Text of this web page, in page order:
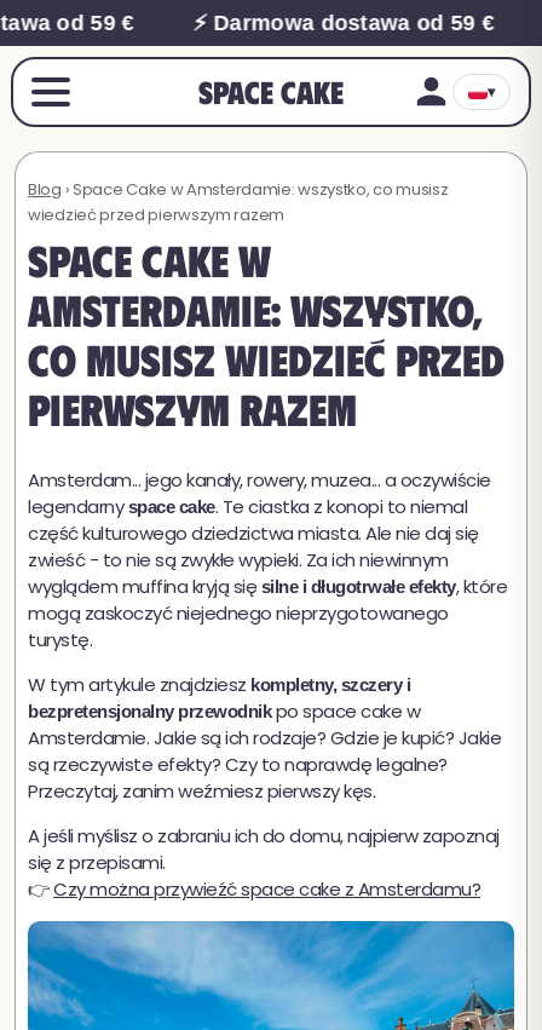
od 59 € ⚡ Darmowa dostawa od 59 €
Space Cake ▾
Blog › Space Cake w Amsterdamie: wszystko, co musisz
wiedzieć przed pierwszym razem
Space Cake w
Amsterdamie: wszystko,
co musisz wiedzieć przed
pierwszym razem
Amsterdam... jego kanały, rowery, muzea... a oczywiście
legendarnyspace cake. Te ciastka z konopi to niemal
część kulturowego dziedzictwa miasta. Ale nie daj się
zwieść - to nie są zwykłe wypieki. Za ich niewinnym
wyglądem muffina kryją się silne i długotrwałe efekty, które
mogą zaskoczyć niejednego nieprzygotowanego
turystę.
W tym artykule znajdziesz kompletny, szczery i
bezpretensjonalny przewodnikpo space cake w
Amsterdamie. Jakie są ich rodzaje? Gdzie je kupić? Jakie
są rzeczywiste efekty? Czy to naprawdę legalne?
Przeczytaj, zanim weźmiesz pierwszy kęs.
A jeśli myślisz o zabraniu ich do domu, najpierw zapoznaj
się z przepisami.
👉Czy można przywieźć space cake z Amsterdamu?